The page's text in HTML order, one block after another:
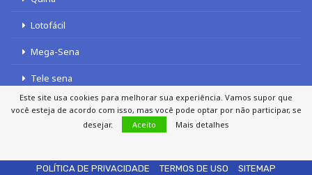
Lotofácil
Mega-Sena
Tele sena
POLÍTICA DE PRIVACIDADE
TERMOS DE USO SITEMAP
Este site usa cookies para melhorar sua experiência. Vamos supor que
você esteja de acordo com isso, mas você pode optar por não participar, se
desejar.
Aceito Mais detalhes